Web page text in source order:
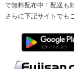
で無料配布中！配送も
さらに下記サイトでも